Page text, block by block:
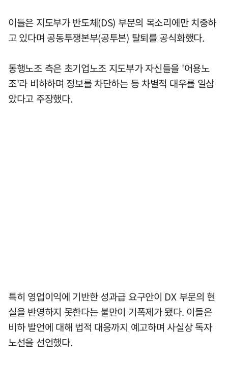
이들은 지도부가 반도체(DS) 부문의 목소리에만 치중하
고 있다며 공동투쟁본부(공투본) 탈퇴를 공식화했다.
동행노조 측은 초기업노조 지도부가 자신들을 '어용노
조'라 비하하며 정보를 차단하는 등 차별적 대우를 일삼
았다고 주장했다.
특히 영업이익에 기반한 성과급 요구안이 DX 부문의 현
실을 반영하지 못한다는 불만이 기폭제가 됐다. 이들은
비하 발언에 대해 법적 대응까지 예고하며 사실상 독자
노선을 선언했다.